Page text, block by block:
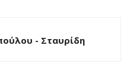
- Σταυρίδη